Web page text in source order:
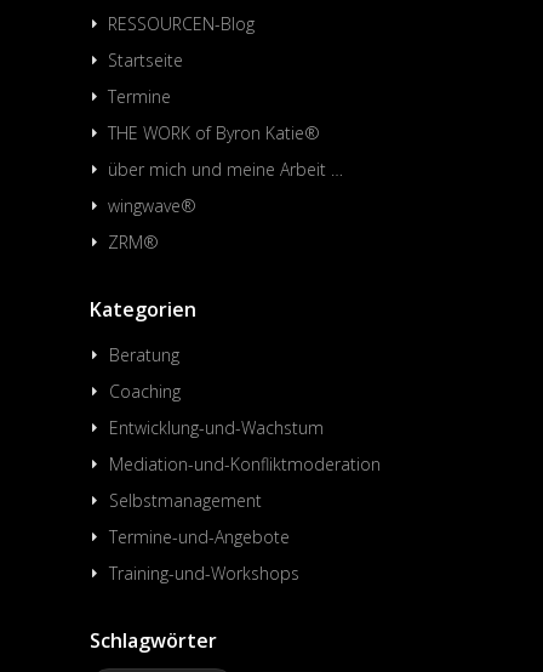
RESSOURCEN-Blog
Startseite
Termine
THE WORK of Byron Katie®
über mich und meine Arbeit …
wingwave®
ZRM®
Kategorien
Beratung
Coaching
Entwicklung-und-Wachstum
Mediation-und-Konfliktmoderation
Selbstmanagement
Termine-und-Angebote
Training-und-Workshops
Schlagwörter